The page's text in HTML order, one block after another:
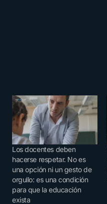
Los docentes deben
hacerse respetar. No es
una opción ni un gesto de
orgullo: es una condición
para que la educación
exista